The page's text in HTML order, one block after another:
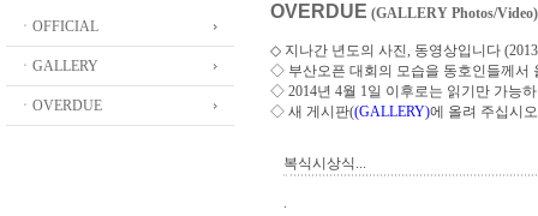
ㆍOFFICIAL
ㆍGALLERY
ㆍOVERDUE
OVERDUE (GALLERY Photos/Video)
◇ 지나간 년도의 사진, 동영상입니다
◇ 부산오픈 대회의 모습을 동호인들께서
◇ 2014년 4월 1일 이후로는 읽기만 가능
◇ 새 게시판((GALLERY)에 올려 주십시오
복식시상식...
.